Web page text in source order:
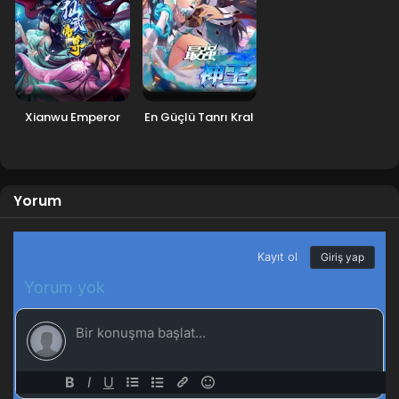
Douluo Dalu 2: Eşsiz Tang Mezhebi 52.Bölüm
Blm 52 - Haziran 8, 2024
Douluo Dalu 2: Eşsiz Tang Mezhebi 51.Bölüm
Blm 51 - Haziran 1, 2024
Douluo Dalu 2: Eşsiz Tang Mezhebi 49.Bölüm
Douluo Dalu 2: Eşsiz Tang Mezhebi 47.Bölüm
Blm 47 - Mayıs 3, 2024
Xianwu Emperor En Güçlü Tanrı Kral
Yorum